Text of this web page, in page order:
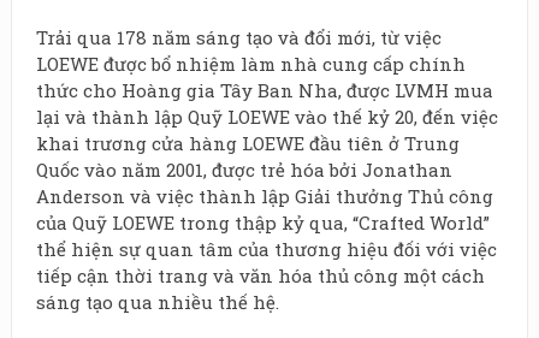
Trải qua 178 năm sáng tạo và đổi mới, từ việc
LOEWE được bổ nhiệm làm nhà cung cấp chính
thức cho Hoàng gia Tây Ban Nha, được LVMH mua
lại và thành lập Quỹ LOEWE vào thế kỷ 20, đến việc
khai trương cửa hàng LOEWE đầu tiên ở Trung
Quốc vào năm 2001, được trẻ hóa bởi Jonathan
Anderson và việc thành lập Giải thưởng Thủ công
của Quỹ LOEWE trong thập kỷ qua, “Crafted World”
thể hiện sự quan tâm của thương hiệu đối với việc
tiếp cận thời trang và văn hóa thủ công một cách
sáng tạo qua nhiều thế hệ.